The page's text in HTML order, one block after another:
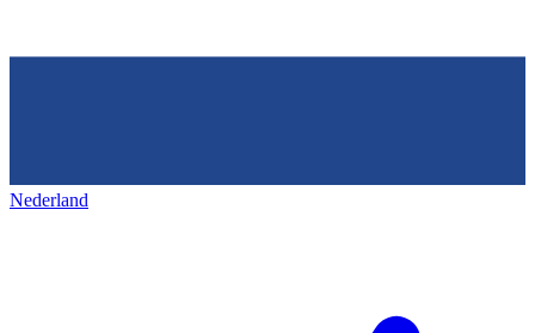
Nederland